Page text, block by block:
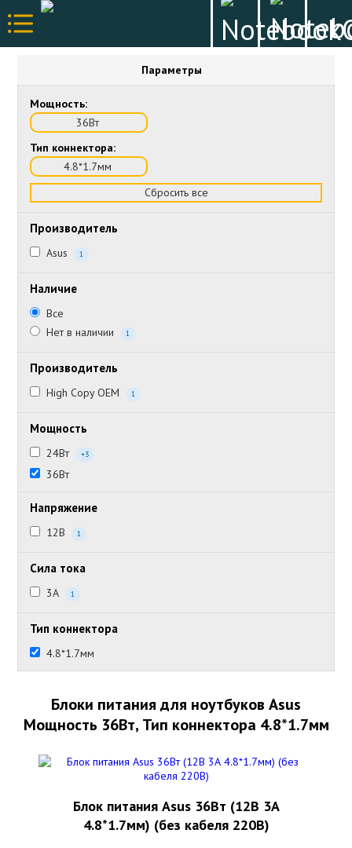
Параметры
Мощность:
36Вт
Тип коннектора:
4.8*1.7мм
Сбросить все
Производитель
Asus 1
Наличие
Все
Нет в наличии
1
Производитель
High Copy OEM 1
Мощность
24Вт +3
36Вт
Напряжение
12В 1
Сила тока
3А 1
Тип коннектора
4.8*1.7мм
Блоки питания для ноутбуков Asus
Мощность 36Вт, Тип коннектора 4.8*1.7мм
Блок питания Asus 36Вт (12В 3А
4.8*1.7мм) (без кабеля 220В)